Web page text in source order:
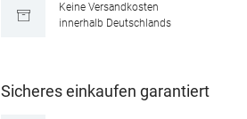
Keine Versandkosten
innerhalb Deutschlands
Sicheres einkaufen garantiert